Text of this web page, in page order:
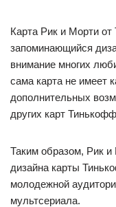
Карта Рик и Морти
запоминающийся
внимание многих
сама карта не имеет
дополнительных
других карт
Таким образом, Рик и
дизайна карты
молодежной
мультсериала.